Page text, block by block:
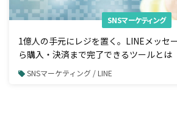
SNSマーケティング
1億人の手元にレジを置く。LINEメッセ
ら購入・決済まで完了できるツールとは
SNSマーケティング / LINE